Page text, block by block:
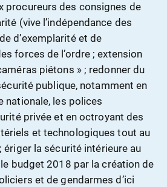
procureurs des consignes de
(vive l’indépendance des
d’exemplarité et de
forces de l’ordre ; extension
piétons » ; redonner du
publique, notamment en
nationale, les polices
privée et en octroyant des
et technologiques tout au
ériger la sécurité intérieure au
budget 2018 par la création de
et de gendarmes d’ici